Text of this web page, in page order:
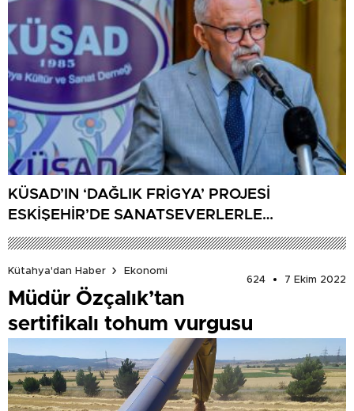
KÜSAD’IN ‘DAĞLIK FRİGYA’ PROJESİ
ESKİŞEHİR’DE SANATSEVERLERLE
BULUŞUYOR
Kütahya'dan Haber
Ekonomi
624
7 Ekim 2022
Müdür Özçalık’tan
sertifikalı tohum vurgusu